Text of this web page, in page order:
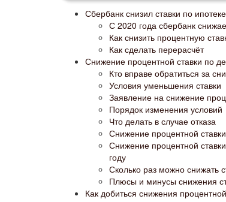
Сбербанк снизил ставки по
С 2020 года сбербанк
Как снизить процентную
Как сделать перерасчёт
Снижение процентной ставки по
Кто вправе обратиться за
Условия уменьшения ставки
Заявление на снижение
Порядок изменения условий
Что делать в случае отказа
Снижение процентной
Снижение процентной
году
Сколько раз можно снижать
Плюсы и минусы снижения
Как добиться снижения